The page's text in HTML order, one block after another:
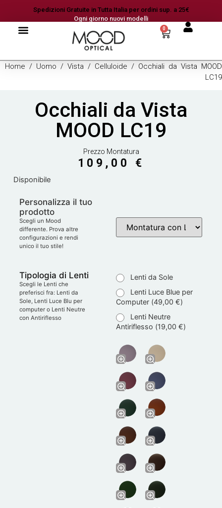
Spedizioni Gratuite in Tutta Italia per ordini sup. a 25€
Ogni giorno nuovi modelli
0
Home / Uomo / Vista / Celluloide / Occhiali da Vista MOOD
LC19
Occhiali da Vista
MOOD LC19
Prezzo Montatura
109,00 €
Disponibile
Personalizza il tuo
prodotto
Scegli un Mood
differente. Prova altre
configurazioni e rendi
unico il tuo stile!
Tipologia di Lenti
Scegli le Lenti che
preferisci fra: Lenti da
Sole, Lenti Luce Blu per
computer o Lenti Neutre
con Antiriflesso
Lenti da Sole
Lenti Luce Blue per
Computer (49,00 €)
Lenti Neutre
Antiriflesso (19,00 €)